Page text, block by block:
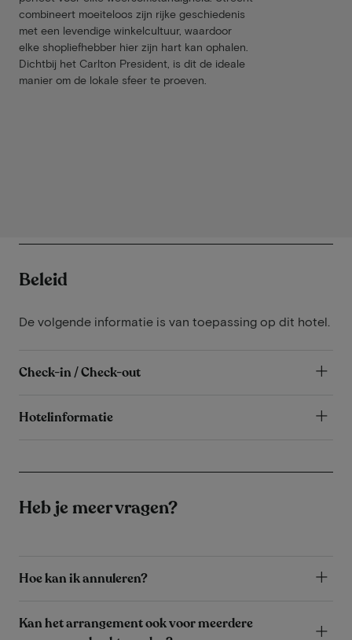
combineert moeiteloos zijn rijke geschiedenis
met een levendige winkelcultuur, waardoor
elke shopliefhebber hier zijn hart kan ophalen.
Dichtbij het Carlton President, is dit de ideale
manier om de lokale sfeer te proeven.
Beleid
De volgende informatie is van toepassing op dit hotel.
Check-in / Check-out
Hotelinformatie
Heb je meer vragen?
Hoe kan ik annuleren?
Kan het arrangement ook voor meerdere